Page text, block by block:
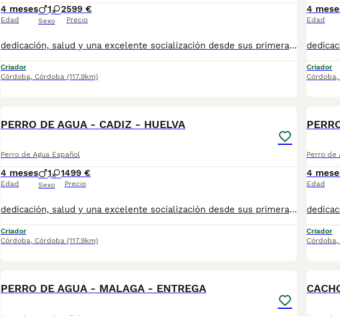
4 meses
Edad
1 2
Sexo
599 €
Precio
dedicación, salud y una excelente socialización desde sus primeras semanas de vida, estaremos encantados de ayudarte. 🚚 Realizamos entregas en toda España, con especial frecuencia en **Andalucía**: Sevilla, Málaga, Cádiz, Córdoba, Granada, Jaén, Huelva y Almería. También entregamos habitualmente en Marbella, Jerez de la Frontera, Estepona, Fuengirola, Benalmádena, Mijas, Dos Hermanas y cualquier punto de España. **Entrega 100% a contrarreembolso.** No tendrás que adelantar el importe del cachorro. Lo recibirás en la puerta de tu casa mediante transporte especializado y podrás comprobar que todo está correcto antes de realizar el pago. Nuestros cachorros se entregan: ✅ Vacunados y desparasitados según su edad. ✅ Con microchip, cartilla veterinaria y documentación al día. ✅ Revisados veterinariamente antes de salir de nuestras instalaciones. ✅ Procedentes de excelentes líneas, seleccionadas por salud, carácter y morfología. ✅ Perfectamente socializados y acostumbrados al contacto diario con personas. ✅ Iniciados en el aprendizaje para hacer sus necesidades sobre empapador, facilitando su adaptación al nuevo hogar. ✅ Con asesoramiento personalizado antes y después de la entrega. Nuestro objetivo no es vender un cachorro más. Queremos que cada familia reciba un compañero sano, equilibrado y criado con el máximo cuidado desde el primer día. escríbenos por privado. Estaremos encantados de ayudarte a encontrar el compañero perfecto670864332
Criador
Córdoba, Córdoba (117.9km)
4
Edad
Criador
Córdoba,
PERRO DE AGUA - CADIZ - HUELVA
Perro de Agua Español
4 meses
Edad
1 1
Sexo
499 €
Precio
dedicación, salud y una excelente socialización desde sus primeras semanas de vida, estaremos encantados de ayudarte. 🚚 Realizamos entregas en toda España, con especial frecuencia en **Andalucía**: Sevilla, Málaga, Cádiz, Córdoba, Granada, Jaén, Huelva y Almería. También entregamos habitualmente en Marbella, Jerez de la Frontera, Estepona, Fuengirola, Benalmádena, Mijas, Dos Hermanas y cualquier punto de España. **Entrega 100% a contrarreembolso.** No tendrás que adelantar el importe del cachorro. Lo recibirás en la puerta de tu casa mediante transporte especializado y podrás comprobar que todo está correcto antes de realizar el pago. Nuestros cachorros se entregan: ✅ Vacunados y desparasitados según su edad. ✅ Con microchip, cartilla veterinaria y documentación al día. ✅ Revisados veterinariamente antes de salir de nuestras instalaciones. ✅ Procedentes de excelentes líneas, seleccionadas por salud, carácter y morfología. ✅ Perfectamente socializados y acostumbrados al contacto diario con personas. ✅ Iniciados en el aprendizaje para hacer sus necesidades sobre empapador, facilitando su adaptación al nuevo hogar. ✅ Con asesoramiento personalizado antes y después de la entrega. Nuestro objetivo no es vender un cachorro más. Queremos que cada familia reciba un compañero sano, equilibrado y criado con el máximo cuidado desde el primer día. 📩 Si deseas fotografías, vídeos o más información, escríbenos por privado. Estaremos encantados de ayudarte a encontrar el compañero perfecto670864332 Ñ Ñ
Criador
Córdoba, Córdoba (117.9km)
Perro de
4
Edad
Criador
Córdoba,
PERRO DE AGUA - MALAGA - ENTREGA